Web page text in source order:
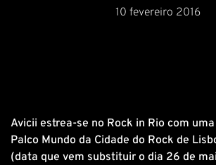
10 fevereiro 2016
Avicii estrea-se no Rock in Rio com
Palco Mundo da Cidade do Rock de
(data que vem substituir o dia 26 de